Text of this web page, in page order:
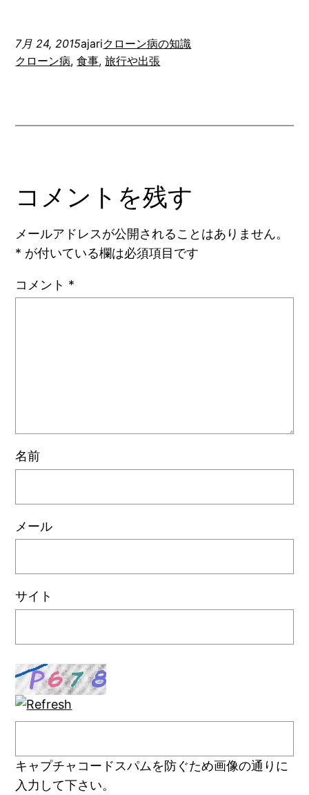
7月 24, 2015ajariクローン病の知識
クローン病, 食事, 旅行や出張
コメントを残す
メールアドレスが公開されることはありません。
* が付いている欄は必須項目です
コメント *
名前
メール
サイト
キャプチャコード スパムを防ぐため画像の通りに
入力して下さい。